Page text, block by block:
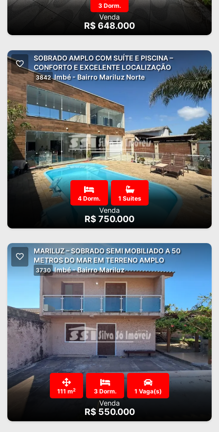
3 Dorm.
Venda
R$ 648.000
SOBRADO AMPLO COM SUÍTE E PISCINA –
CONFORTO E EXCELENTE LOCALIZAÇÃO
3842 Imbé - Bairro Mariluz Norte
4 Dorm. 1 Suites
Venda
R$ 750.000
MARILUZ – SOBRADO SEMI MOBILIADO A 50
METROS DO MAR EM TERRENO AMPLO
3730 Imbé - Bairro Mariluz
111 m2 3 Dorm. 1 Vaga(s)
Venda
R$ 550.000